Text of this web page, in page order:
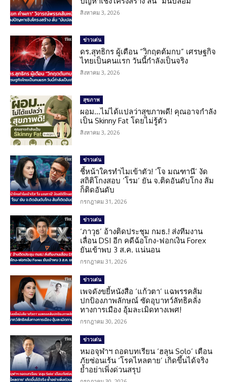
สิงหาคม 3, 2026
ข่าวเด่น
ดร.สุทธิกร ผู้เตือน “วิกฤตต้มกบ” เศรษฐกิจ
ไทยเป็นคนแรก วันนี้กำลังเป็นจริง
สิงหาคม 3, 2026
สุขภาพ
ผอม…ไม่ได้แปลว่าสุขภาพดี! คุณอาจกำลัง
เป็น Skinny Fat โดยไม่รู้ตัว
สิงหาคม 3, 2026
ข่าวเด่น
ชี้หน้าใครทำไมเข้าตัว! ‘โจ มณฑานี’ งัด
สถิติโกงสอบ ‘โรม’ ยัน จ.ติดอันดับโกง ส้ม
ก็ติดอันดับ
กรกฎาคม 31, 2026
ข่าวเด่น
‘ภาวุธ’ อ้างติดประชุม กมธ.! ส่งทีมงาน
เลื่อน DSI อีก คดีฉ้อโกง-ฟอกเงิน Forex
ยันเข้าพบ 3 ส.ค. แน่นอน
กรกฎาคม 31, 2026
ข่าวเด่น
เพจดังขยี้หนังสือ ‘แก้วตา’ แฉพรรคส้ม
ปกป้องภาพลักษณ์ ซัดอุบาทว์ลัทธิคลั่ง
ทางการเมือง อุ้มละเมิดทางเพศ!
กรกฎาคม 30, 2026
ข่าวเด่น
หมอจุฬาฯ ถอดบทเรียน ‘ฮลุน Solo’ เตือน
ภัยซ่อนเร้น ‘โรคไหลตาย’ เกิดขึ้นได้จริง
ย้ำอย่าเพิ่งด่วนสรุป